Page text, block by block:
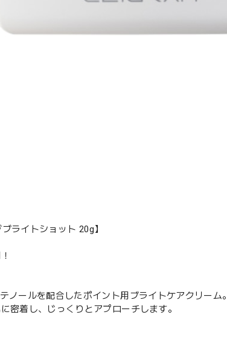
ライトショット 20g】
ノールを配合したポイント用ブライトケアクリーム。
密着し、じっくりとアプローチします。